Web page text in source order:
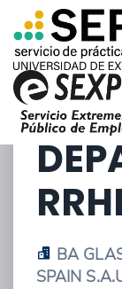
29/01/2026 -
BA
SPAIN